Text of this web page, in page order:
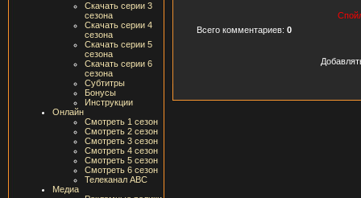
Скачать серии 3
сезона
Скачать серии 4
сезона
Скачать серии 5
сезона
Скачать серии 6
сезона
Субтитры
Бонусы
Инструкции
Онлайн
Смотреть 1 сезон
Смотреть 2 сезон
Смотреть 3 сезон
Смотреть 4 сезон
Смотреть 5 сезон
Смотреть 6 сезон
Телеканал ABC
Медиа
Всего комментариев: 0